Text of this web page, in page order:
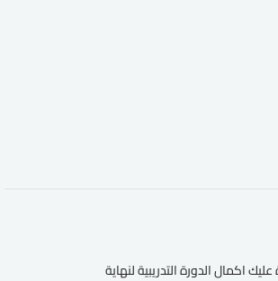
اكمال الدورة التدريبية لنهاية